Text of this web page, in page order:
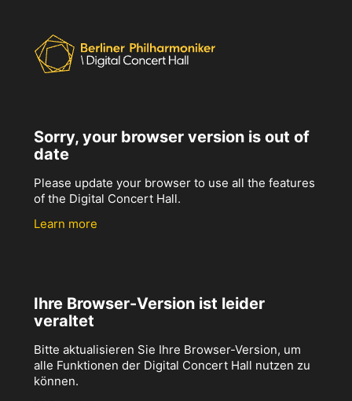
Sorry, your browser version is out of
date
Please update your browser to use all the features
of the Digital Concert Hall.
Learn more
Ihre Browser-Version ist leider
veraltet
Bitte aktualisieren Sie Ihre Browser-Version, um
alle Funktionen der Digital Concert Hall nutzen zu
können.